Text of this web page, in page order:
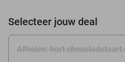
Selecteer jouw deal
Afhalen: hart chocoladetaart